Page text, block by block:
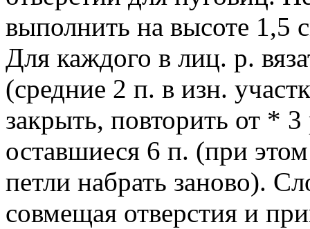
выполнить на высоте 1,5
Для каждого в лиц. р.
(средние 2 п. в изн.
закрыть, повторить от * 3
оставшиеся 6 п. (при
петли набрать заново).
совмещая отверстия и